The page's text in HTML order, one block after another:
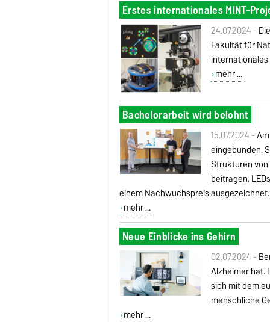
Erstes internationales MINT-
24.07.2024 -
Fakultät für
mehr ...
Bachelorarbeit wird belohnt
15.07.2024 -
eingebunden.
Strukturen
beitragen,
einem Nachwuchspreis ausgezeichnet.
mehr ...
Neue Einblicke ins Gehirn
02.07.2024 -
Alzheimer hat.
sich mit dem
menschliche
mehr ...